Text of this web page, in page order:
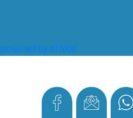
powered by ATARIX